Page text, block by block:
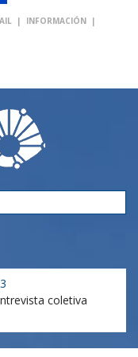
| INFORMACIÓN |
coletiva